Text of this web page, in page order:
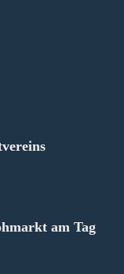
am Tag